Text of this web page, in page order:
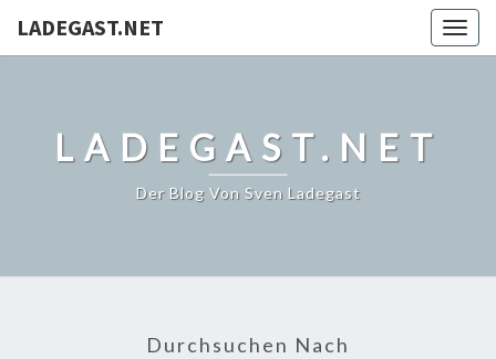
LADEGAST.NET
LADEGAST.NET
Der Blog Von Sven Ladegast
Durchsuchen Nach